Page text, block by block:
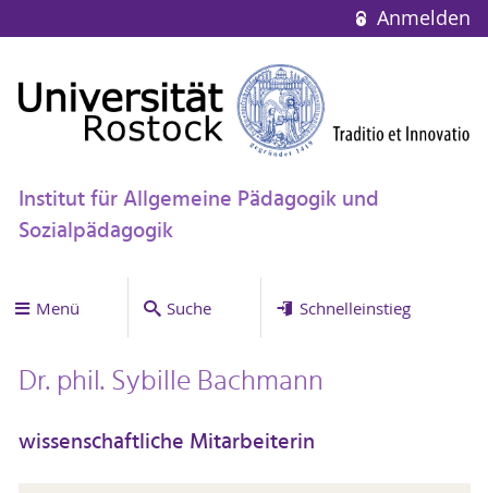
Anmelden
Institut für Allgemeine Pädagogik und
Sozialpädagogik
Menü Suche Schnelleinstieg
Dr. phil. Sybille Bachmann
wissenschaftliche Mitarbeiterin